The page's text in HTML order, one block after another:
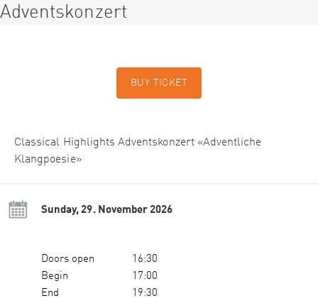
Adventskonzert
BUY TICKET
Classical Highlights Adventskonzert «Adventliche
Klangpoesie»
Sunday, 29. November 2026
Doors open
16:30
Begin
17:00
End
19:30